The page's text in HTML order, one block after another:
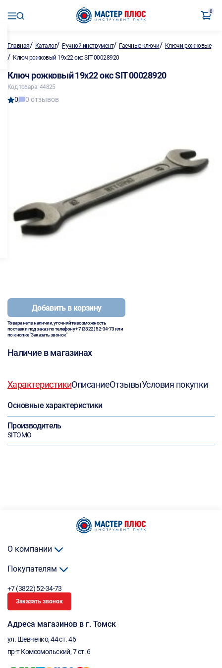
0
Главная/ Каталог/ Ручной инструмент/ Гаечные ключи/ Ключи рожковые
/ Ключ рожковый 19х22 окс SIT 00028920
Ключ рожковый 19х22 окс SIT 00028920
Код товара: 44825
0 0 отзывов
Добавить в корзину
Товара нет в наличии, уточняйте возможность
поставки под заказ по телефону+7 (3822) 52-34-73или
по кнопке "Заказать звонок"
Наличие в магазинах
ХарактеристикиОписаниеОтзывыУсловия покупки
Основные характеристики
Производитель
SITOMO
О компании
Покупателям
+7 (3822) 52-34-73
Заказать звонок
Адреса магазинов в г. Томск
ул. Шевченко, 44 ст. 46
пр-т Комсомольский, 7 ст. 6